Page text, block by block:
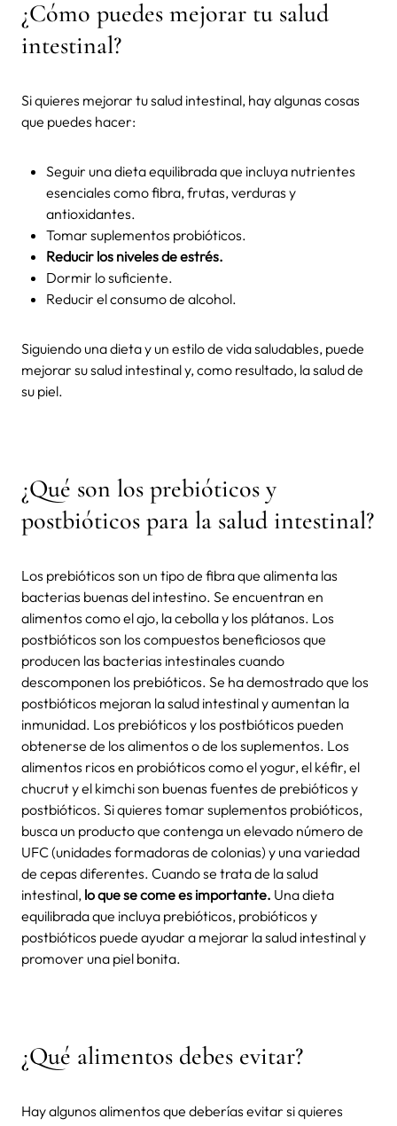
¿Cómo puedes mejorar tu salud
intestinal?
Si quieres mejorar tu salud intestinal, hay algunas cosas
que puedes hacer:
Seguir una dieta equilibrada que incluya nutrientes
esenciales como fibra, frutas, verduras y
antioxidantes.
Tomar suplementos probióticos.
Reducir los niveles de estrés.
Dormir lo suficiente.
Reducir el consumo de alcohol.
Siguiendo una dieta y un estilo de vida saludables, puede
mejorar su salud intestinal y, como resultado, la salud de
su piel.
¿Qué son los prebióticos y
postbióticos para la salud intestinal?
Los prebióticos son un tipo de fibra que alimenta las
bacterias buenas del intestino. Se encuentran en
alimentos como el ajo, la cebolla y los plátanos. Los
postbióticos son los compuestos beneficiosos que
producen las bacterias intestinales cuando
descomponen los prebióticos. Se ha demostrado que los
postbióticos mejoran la salud intestinal y aumentan la
inmunidad. Los prebióticos y los postbióticos pueden
obtenerse de los alimentos o de los suplementos. Los
alimentos ricos en probióticos como el yogur, el kéfir, el
chucrut y el kimchi son buenas fuentes de prebióticos y
postbióticos. Si quieres tomar suplementos probióticos,
busca un producto que contenga un elevado número de
UFC (unidades formadoras de colonias) y una variedad
de cepas diferentes. Cuando se trata de la salud
intestinal, lo que se come es importante. Una dieta
equilibrada que incluya prebióticos, probióticos y
postbióticos puede ayudar a mejorar la salud intestinal y
promover una piel bonita.
¿Qué alimentos debes evitar?
Hay algunos alimentos que deberías evitar si quieres